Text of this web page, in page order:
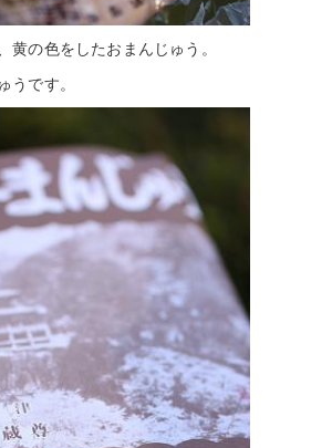
黄の色をしたおまんじゅう。
うです。